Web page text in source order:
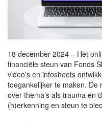
18 december 2024 – Het
financiële steun van Fonds
video’s en infosheets
toegankelijker te maken. De
over thema’s als trauma en
(h)erkenning en steun te